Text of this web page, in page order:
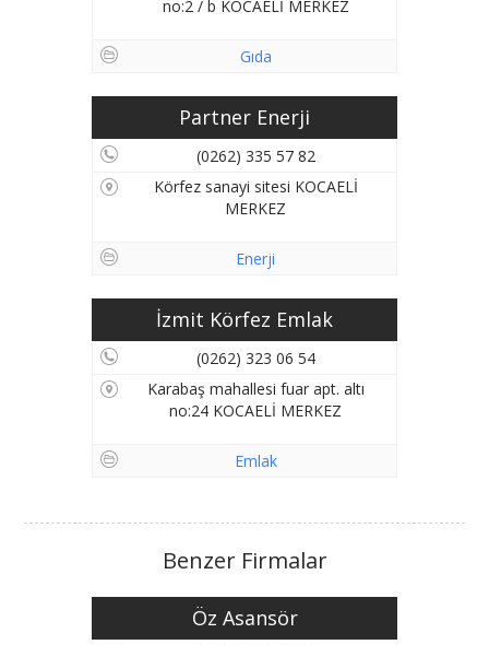
no:2 / b KOCAELİ MERKEZ
Gıda
Partner Enerji
(0262) 335 57 82
Körfez sanayi sitesi KOCAELİ
MERKEZ
Enerji
İzmit Körfez Emlak
(0262) 323 06 54
Karabaş mahallesi fuar apt. altı
no:24 KOCAELİ MERKEZ
Emlak
Benzer Firmalar
Öz Asansör